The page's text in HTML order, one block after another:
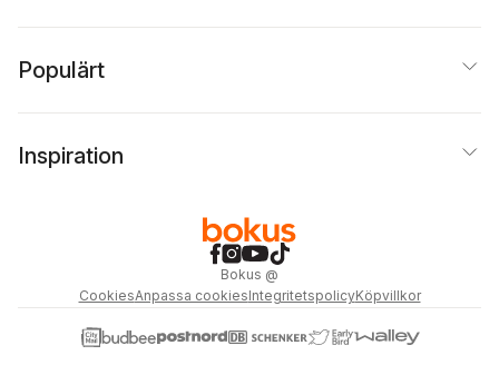
Populärt
Inspiration
Bokus @
CookiesAnpassa cookiesIntegritetspolicyKöpvillkor